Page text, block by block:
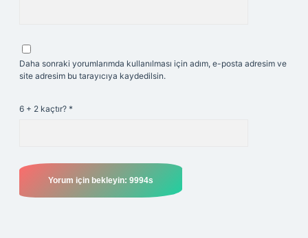
Daha sonraki yorumlarımda kullanılması için adım, e-posta adresim ve
site adresim bu tarayıcıya kaydedilsin.
6 + 2 kaçtır? *